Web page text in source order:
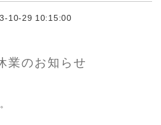
10-29 10:15:00
業のお知らせ